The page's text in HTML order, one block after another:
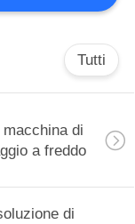
Tutti
di
a freddo
di